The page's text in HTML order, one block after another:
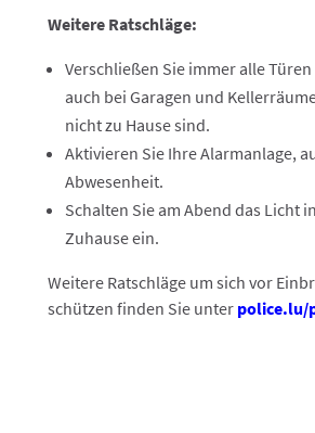
Weitere Ratschläge:
Verschließen Sie immer alle
auch bei Garagen und
nicht zu Hause sind.
Aktivieren Sie Ihre Alarmanlage,
Abwesenheit.
Schalten Sie am Abend das Licht
Zuhause ein.
Weitere Ratschläge um sich vor
schützen finden Sie unter police.lu/